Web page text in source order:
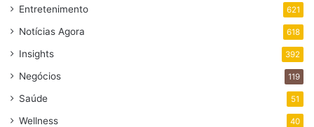
Entretenimento 621
Notícias Agora 618
Insights 392
Negócios 119
Saúde 51
Wellness 40